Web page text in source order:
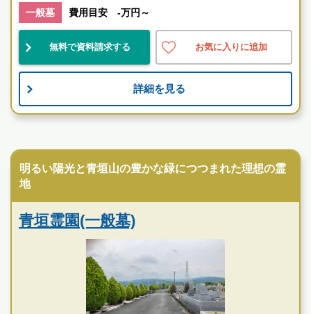
現地を見学して実際の雰囲気をお確かめください
霊園墓地のプロフェッショナルが無料でご案内いたしま
一般墓 費用目安 -万円～
無料で資料請求する お気に入りに追加
詳細を見る
明るい陽光と青垣山の豊かな緑につつまれた理想の霊
地
青垣霊園(一般墓)